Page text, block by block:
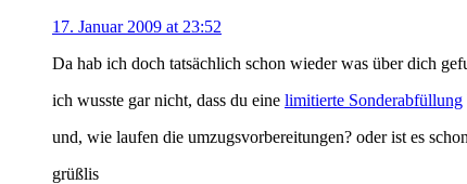
17. Januar 2009 at 23:52
Da hab ich doch tatsächlich schon wieder was über dich
ich wusste gar nicht, dass du eine limitierte Sonderabfüllung
und, wie laufen die umzugsvorbereitungen? oder ist es
grüßlis